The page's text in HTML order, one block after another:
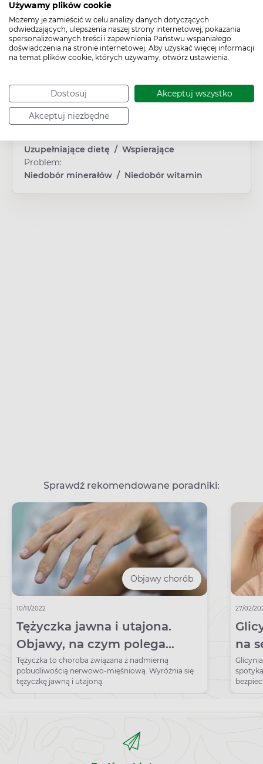
Używamy plików cookie
Możemy je zamieścić w celu analizy danych dotyczących
odwiedzających, ulepszenia naszej strony internetowej, pokazania
spersonalizowanych treści i zapewnienia Państwu wspaniałego
doświadczenia na stronie internetowej. Aby uzyskać więcej informacji
na temat plików cookie, których używamy, otwórz ustawienia.
Dostosuj Akceptuj wszystko
Akceptuj niezbędne
Cechy produktu
Typ produktu:
Suplement diety
Płeć:
Wiek:
Dorosły / Młodzież
Obszar/Układ:
Układ mięśniowy / Układ nerwowy
Uzupełniające dietę / Wspierające
Problem:
Niedobór minerałów / Niedobór witamin
Sprawdź rekomendowane poradniki:
Objawy chorób
10/11/2022
Tężyczka jawna i utajona.
Objawy, na czym polega
napad tężyczki
Tężyczka to choroba związana z nadmierną
pobudliwością nerwowo-mięśniową. Wyróżnia się
tężyczkę jawną i utajoną.
27/02/
na